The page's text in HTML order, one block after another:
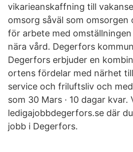
vikarieanskaffning till
omsorg såväl som omsorgen
för arbete med
nära vård. Degerfors
Degerfors erbjuder en
ortens fördelar med närhet
service och friluftsliv och
som 30 Mars · 10 dagar kvar.
ledigajobbdegerfors.se där
jobb i Degerfors.